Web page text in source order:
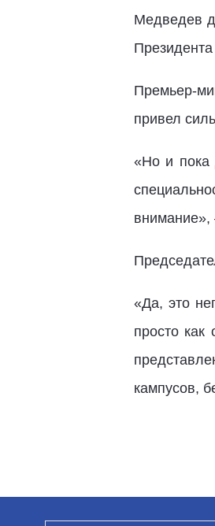
Медведев
Премьер-
привел
«Но и пока
внимание»,
«Да, это
просто
кампусов,